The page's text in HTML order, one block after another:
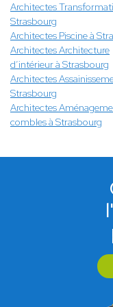
Architectes
Strasbourg
Architectes Piscine à
Architectes Architecture
d’intérieur à Strasbourg
Architectes
Strasbourg
Architectes
combles à Strasbourg